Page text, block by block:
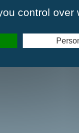
control over